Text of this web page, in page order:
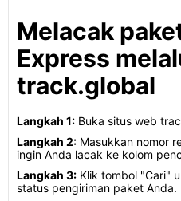
Melacak
Express
track.global
Langkah 1: Buka situs web
Langkah 2: Masukkan nomor
ingin Anda lacak ke kolom
Langkah 3: Klik tombol "Cari"
status pengiriman paket Anda.